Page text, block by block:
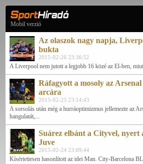
Mobil verzió
Az olaszok nagy napja,
bukta
2015-02-26 23:36:52
A Liverpool nem jutott a legjobb 16 közé az El-ben,
Ráfagyott a mosoly az Arsenal
arcára
2015-02-25 23:14:43
A sorsolás után még a hurráoptimizmus jellemezte az
hangulatát,...
Suárez elbánt a Cityvel, nyert
Juve
2015-02-24 23:09:44
Kísértetiesen hasonlított az idei Man. City-Barcelona